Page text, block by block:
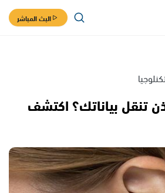
البث المباشر
تنقل بياناتك؟ اكتشف